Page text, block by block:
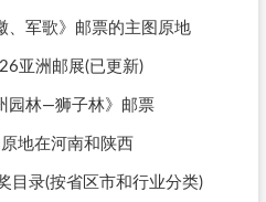
、军歌》邮票的主图原地
亚洲邮展(已更新)
园林—狮子林》邮票
地在河南和陕西
目录(按省区市和行业分类)